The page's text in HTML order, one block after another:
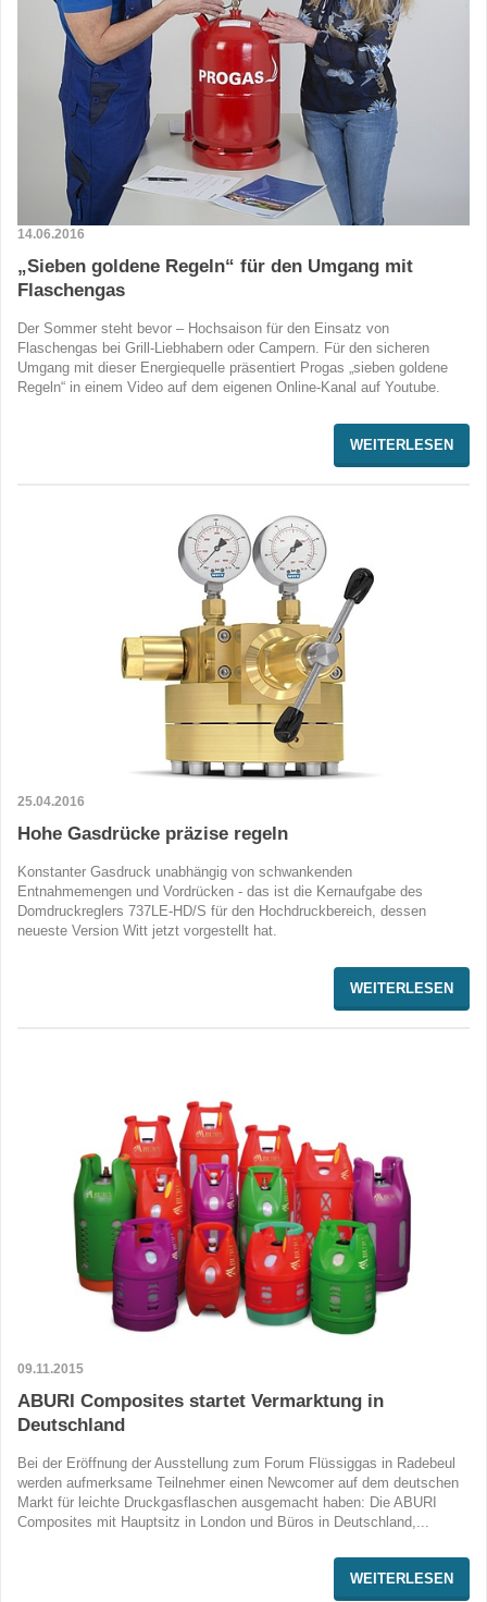
14.06.2016
„Sieben goldene Regeln“ für den Umgang mit
Flaschengas
Der Sommer steht bevor – Hochsaison für den Einsatz von
Flaschengas bei Grill-Liebhabern oder Campern. Für den sicheren
Umgang mit dieser Energiequelle präsentiert Progas „sieben goldene
Regeln“ in einem Video auf dem eigenen Online-Kanal auf Youtube.
WEITERLESEN
25.04.2016
Hohe Gasdrücke präzise regeln
Konstanter Gasdruck unabhängig von schwankenden
Entnahmemengen und Vordrücken - das ist die Kernaufgabe des
Domdruckreglers 737LE-HD/S für den Hochdruckbereich, dessen
neueste Version Witt jetzt vorgestellt hat.
WEITERLESEN
09.11.2015
ABURI Composites startet Vermarktung in
Deutschland
Bei der Eröffnung der Ausstellung zum Forum Flüssiggas in Radebeul
werden aufmerksame Teilnehmer einen Newcomer auf dem deutschen
Markt für leichte Druckgasflaschen ausgemacht haben: Die ABURI
Composites mit Hauptsitz in London und Büros in Deutschland,...
WEITERLESEN